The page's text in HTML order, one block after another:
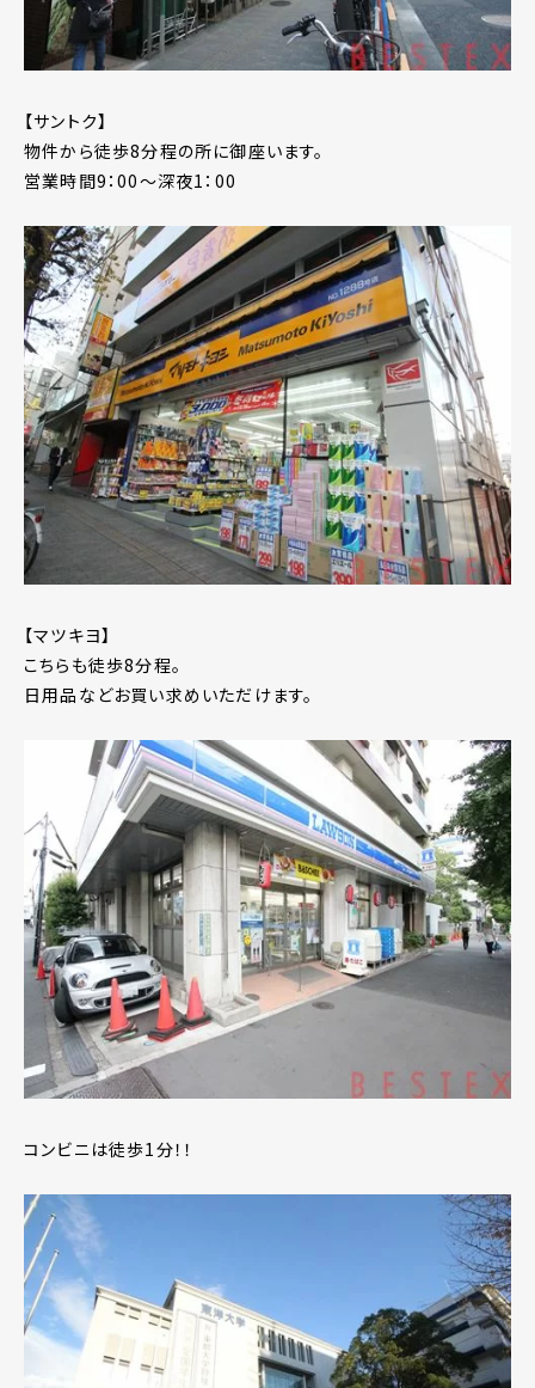
【サントク】
物件から徒歩8分程の所に御座います。
営業時間9：00～深夜1：00
【マツキヨ】
こちらも徒歩8分程。
日用品などお買い求めいただけます。
コンビニは徒歩1分！！